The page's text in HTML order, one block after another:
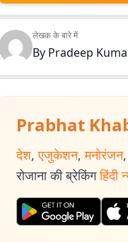
लेखक के बारे में
By Pradeep
Prabhat
देश, एजुकेशन, मनोरंजन,
रोजाना की ब्रेकिंग हिंदी